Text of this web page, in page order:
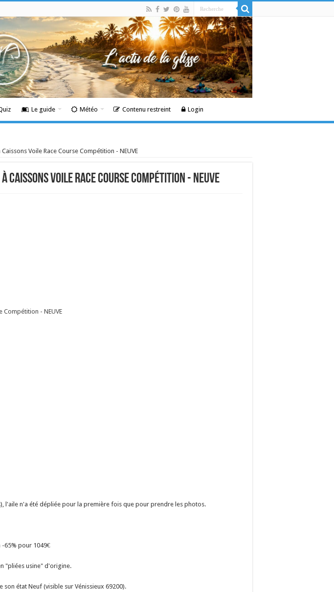
Le guide Météo Contenu restreint Login
Voile Race Course Compétition - NEUVE
Voile Race Course Compétition - NEUVE
Compétition - NEUVE
l'aile n'a été dépliée pour la première fois que pour prendre les photos.
-65% pour 1049€
"pliées usine" d'origine.
état Neuf (visible sur Vénissieux 69200).